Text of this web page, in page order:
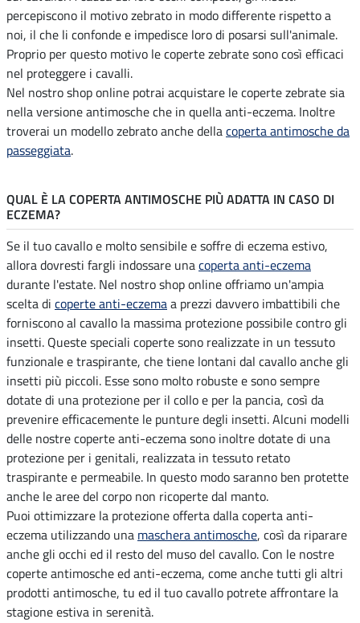
percepiscono il motivo zebrato in modo differente rispetto a
noi, il che li confonde e impedisce loro di posarsi sull'animale.
Proprio per questo motivo le coperte zebrate sono così efficaci
nel proteggere i cavalli.
Nel nostro shop online potrai acquistare le coperte zebrate sia
nella versione antimosche che in quella anti-eczema. Inoltre
troverai un modello zebrato anche dellacoperta antimosche da
passeggiata.
QUAL È LA COPERTA ANTIMOSCHE PIÙ ADATTA IN CASO DI
ECZEMA?
Se il tuo cavallo e molto sensibile e soffre di eczema estivo,
allora dovresti fargli indossare unacoperta anti-eczema
durante l'estate. Nel nostro shop online offriamo un'ampia
scelta di coperte anti-eczemaa prezzi davvero imbattibili che
forniscono al cavallo la massima protezione possibile contro gli
insetti. Queste speciali coperte sono realizzate in un tessuto
funzionale e traspirante, che tiene lontani dal cavallo anche gli
insetti più piccoli. Esse sono molto robuste e sono sempre
dotate di una protezione per il collo e per la pancia, così da
prevenire efficacemente le punture degli insetti. Alcuni modelli
delle nostre coperte anti-eczema sono inoltre dotate di una
protezione per i genitali, realizzata in tessuto retato
traspirante e permeabile. In questo modo saranno ben protette
anche le aree del corpo non ricoperte dal manto.
Puoi ottimizzare la protezione offerta dalla coperta anti-
eczema utilizzando una maschera antimosche, così da riparare
anche gli occhi ed il resto del muso del cavallo. Con le nostre
coperte antimosche ed anti-eczema, come anche tutti gli altri
prodotti antimosche, tu ed il tuo cavallo potrete affrontare la
stagione estiva in serenità.